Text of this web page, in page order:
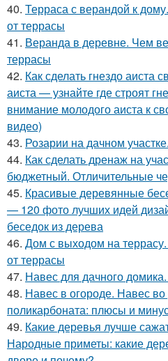
40. Терраса с верандой к
от террасы
41. Веранда в деревне. Чем
террасы
42. Как сделать гнездо аиста
аиста — узнайте где строят
внимание молодого аиста к
видео)
43. Розарии на дачном
44. Как сделать дренаж на
бюджетный. Отличительные
45. Красивые деревянные
— 120 фото лучших идей
беседок из дерева
46. Дом с выходом на
от террасы
47. Навес для дачного
48. Навес в огороде. Навес
поликарбоната: плюсы и
49. Какие деревья лучше
Народные приметы: какие